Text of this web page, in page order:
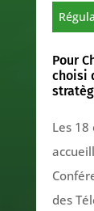
Pour
choisi
Les
des